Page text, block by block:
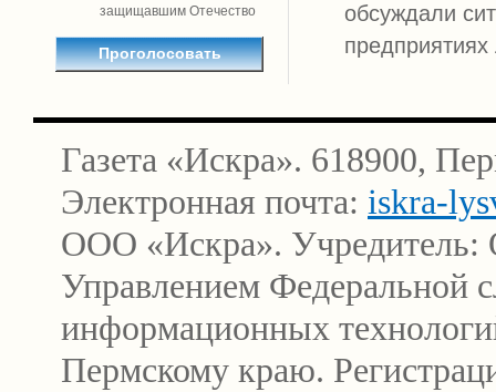
защищавшим Отечество
обсуждали
Газета «Искра». 618900,
Электронная почта: iskra-
ООО «Искра». Учредитель:
Управлением Федеральной
информационных
Пермскому краю.